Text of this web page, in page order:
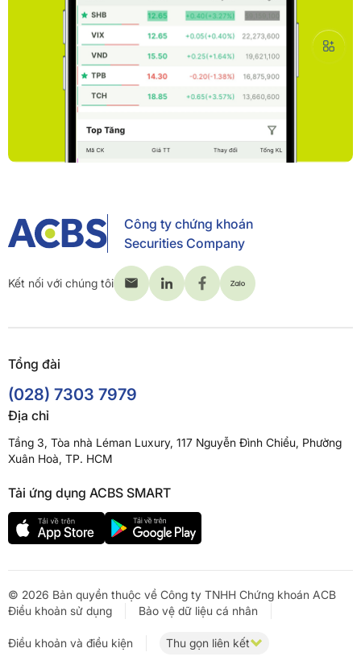
Công ty chứng khoán
Securities Company
Kết nối với chúng tôi
Tổng đài
(028) 7303 7979
Địa chỉ
Tầng 3, Tòa nhà Léman Luxury, 117 Nguyễn Đình Chiểu, Phường
Xuân Hoà, TP. HCM
Tải ứng dụng ACBS SMART
© 2026 Bản quyền thuộc về Công ty TNHH Chứng khoán ACB
Điều khoản sử dụng
Bảo vệ dữ liệu cá nhân
Điều khoản và điều kiện Thu gọn liên kết